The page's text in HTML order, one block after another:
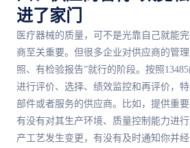
进了家门
医疗器械的质量，可不是光靠自己就能
商至关重要。但很多企业对供应商的管
照、有检验报告”就行的阶段。按照
进行评价、选择、绩效监控和再评价，
部件或者服务的供应商。比如，提供重
有没有对其生产环境、质量控制能力进
产工艺发生变更，有没有及时通知你并